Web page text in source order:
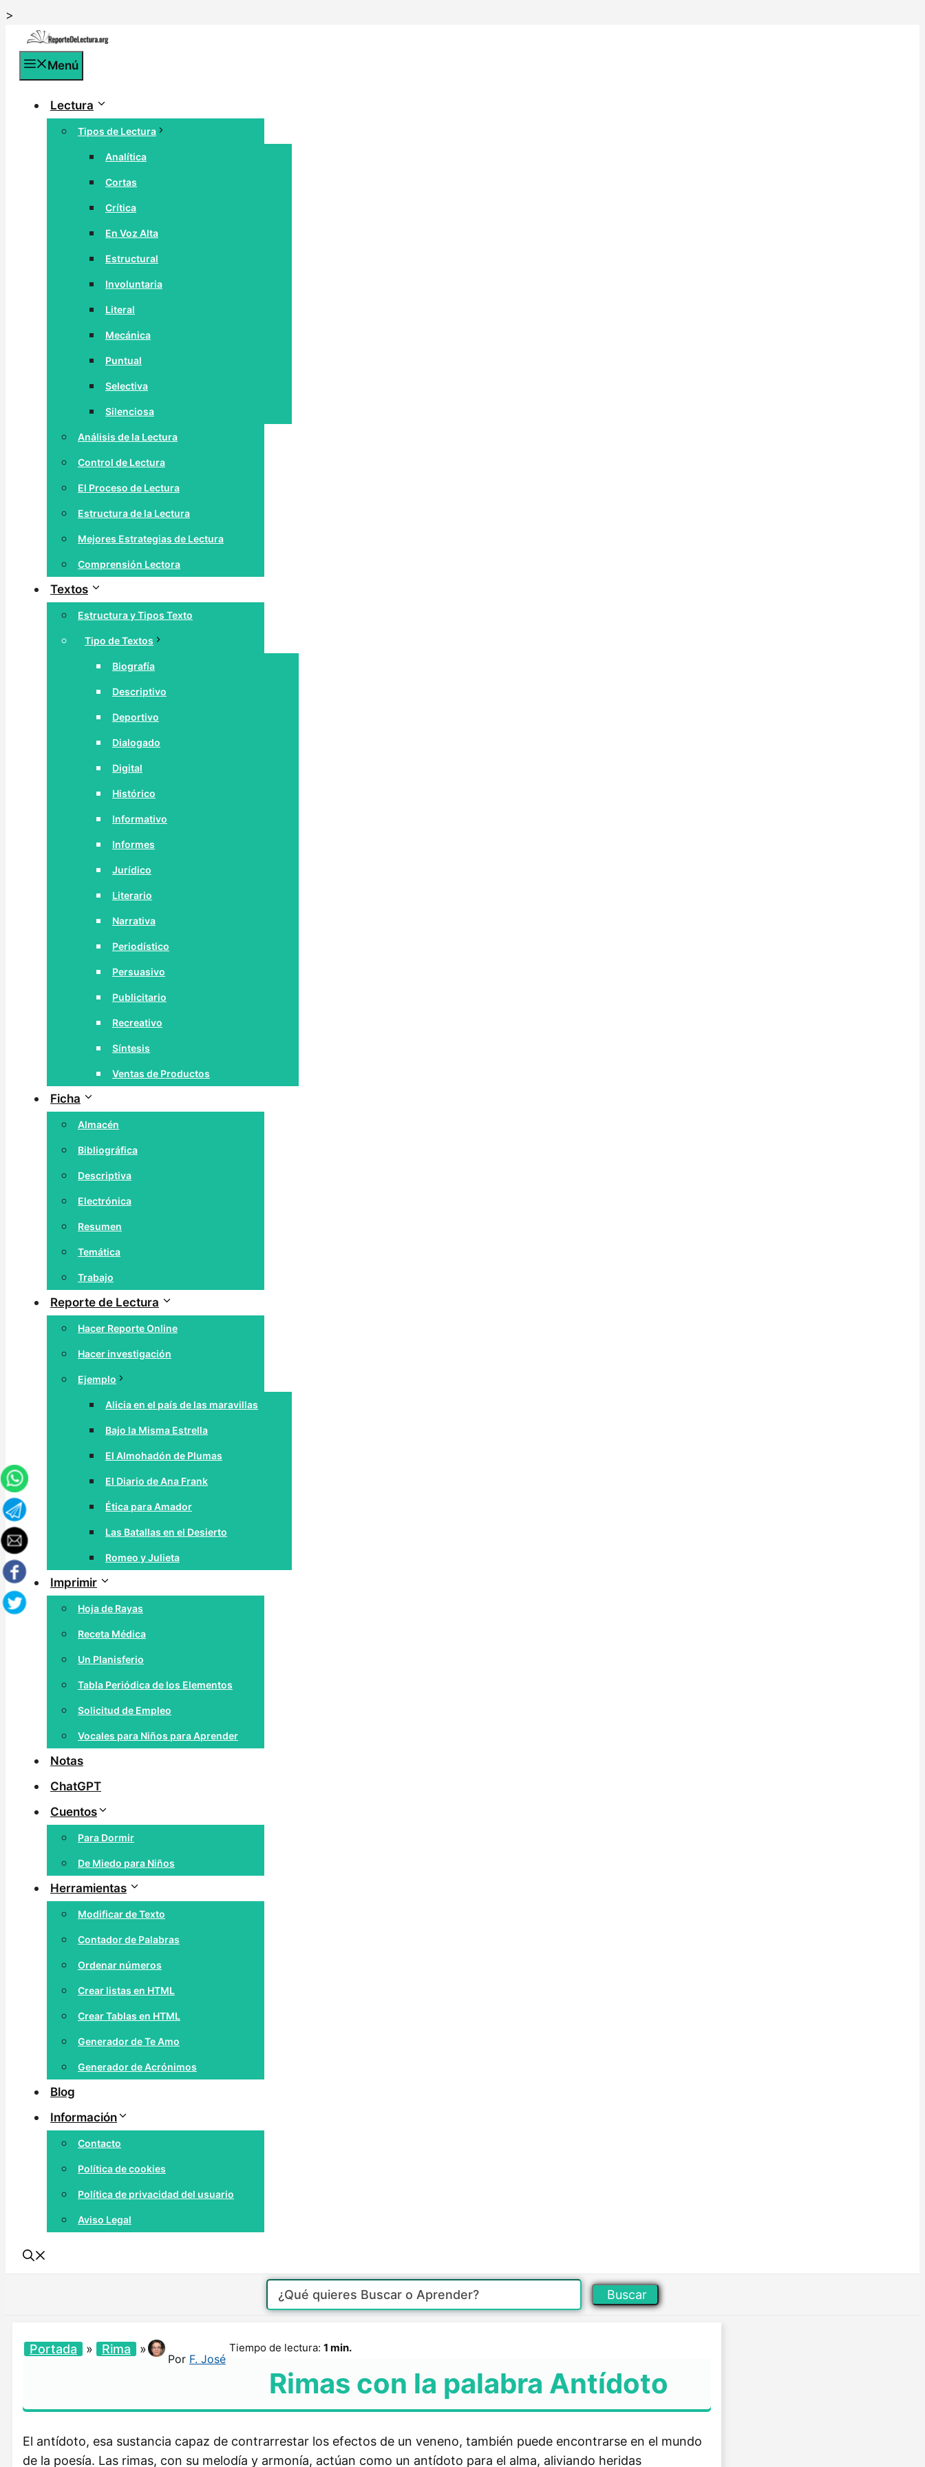
>
contenido
Menú
Lectura
Tipos de Lectura
Analítica
Cortas
Crítica
En Voz Alta
Estructural
Involuntaria
Literal
Mecánica
Puntual
Selectiva
Silenciosa
Análisis de la Lectura
Control de Lectura
El Proceso de Lectura
Estructura de la Lectura
Mejores Estrategias de Lectura
Comprensión Lectora
Textos
Estructura y Tipos Texto
Tipo de Textos
Biografía
Descriptivo
Deportivo
Dialogado
Digital
Histórico
Informativo
Informes
Jurídico
Literario
Narrativa
Periodístico
Persuasivo
Publicitario
Recreativo
Síntesis
Ventas de Productos
Ficha
Almacén
Bibliográfica
Descriptiva
Electrónica
Resumen
Temática
Trabajo
Reporte de Lectura
Hacer Reporte Online
Hacer investigación
Ejemplo
Alicia en el país de las maravillas
Bajo la Misma Estrella
El Almohadón de Plumas
El Diario de Ana Frank
Ética para Amador
Las Batallas en el Desierto
Romeo y Julieta
Imprimir
Hoja de Rayas
Receta Médica
Un Planisferio
Tabla Periódica de los Elementos
Solicitud de Empleo
Vocales para Niños para Aprender
Notas
ChatGPT
Cuentos
Para Dormir
De Miedo para Niños
Herramientas
Modificar de Texto
Contador de Palabras
Ordenar números
Crear listas en HTML
Crear Tablas en HTML
Generador de Te Amo
Generador de Acrónimos
Blog
Información
Contacto
Política de cookies
Política de privacidad del usuario
Aviso Legal
Buscar
Portada » Rima »
Por F. José
Tiempo de lectura: 1 min.
Rimas con la palabra Antídoto
El antídoto, esa sustancia capaz de contrarrestar los efectos de un veneno, también puede encontrarse en el mundo
de la poesía. Las rimas, con su melodía y armonía, actúan como un antídoto para el alma, aliviando heridas